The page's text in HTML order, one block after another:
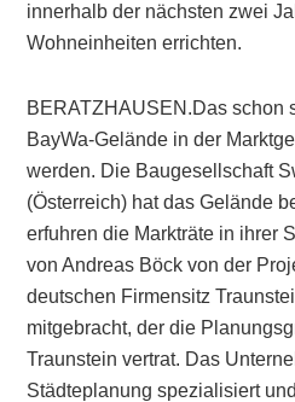
innerhalb der nächsten zwei
Wohneinheiten errichten.
BERATZHAUSEN.Das schon
BayWa-Gelände in der
werden. Die Baugesellschaft
(Österreich) hat das Gelände
erfuhren die Markträte in ihrer
von Andreas Böck von der
deutschen Firmensitz
mitgebracht, der die
Traunstein vertrat. Das
Städteplanung spezialisiert